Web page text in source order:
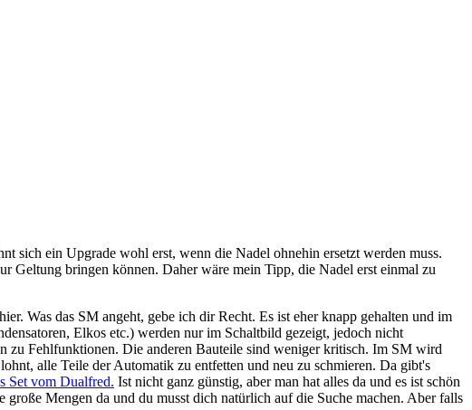
sich ein Upgrade wohl erst, wenn die Nadel ohnehin ersetzt werden muss.
Geltung bringen können. Daher wäre mein Tipp, die Nadel erst einmal zu
Was das SM angeht, gebe ich dir Recht. Es ist eher knapp gehalten und im
Elkos etc.) werden nur im Schaltbild gezeigt, jedoch nicht
zu Fehlfunktionen. Die anderen Bauteile sind weniger kritisch. Im SM wird
alle Teile der Automatik zu entfetten und neu zu schmieren. Da gibt's
Set vom Dualfred. Ist nicht ganz günstig, aber man hat alles da und es ist schön
Mengen da und du musst dich natürlich auf die Suche machen. Aber falls